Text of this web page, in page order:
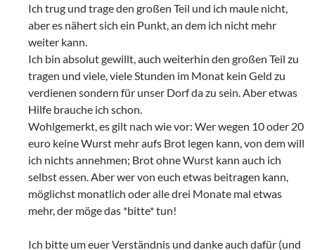
Ich trug und trage den großen Teil und ich maule nicht,
aber es nähert sich ein Punkt, an dem ich nicht mehr
weiter kann.
Ich bin absolut gewillt, auch weiterhin den großen Teil zu
tragen und viele, viele Stunden im Monat kein Geld zu
verdienen sondern für unser Dorf da zu sein. Aber etwas
Hilfe brauche ich schon.
Wohlgemerkt, es gilt nach wie vor: Wer wegen 10 oder 20
euro keine Wurst mehr aufs Brot legen kann, von dem will
ich nichts annehmen; Brot ohne Wurst kann auch ich
selbst essen. Aber wer von euch etwas beitragen kann,
möglichst monatlich oder alle drei Monate mal etwas
mehr, der möge das *bitte* tun!
Ich bitte um euer Verständnis und danke auch dafür (und